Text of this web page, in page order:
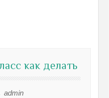
как делать
admin